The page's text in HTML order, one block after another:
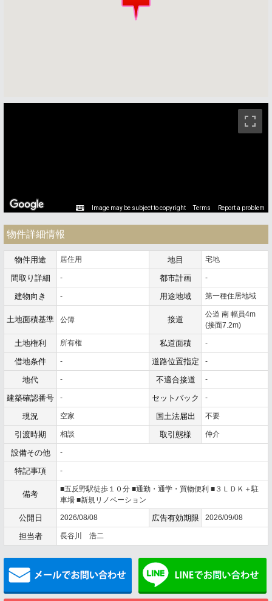
Image may be subject to copyright Terms Report a problem
物件詳細情報
物件用途 居住用 地目 宅地
間取り詳細 - 都市計画 -
建物向き - 用途地域 第一種住居地域
土地面積基準 公簿 接道
公道 南 幅員4m
(接面7.2m)
土地権利 所有権 私道面積 -
借地条件 - 道路位置指定 -
地代 - 不適合接道 -
建築確認番号 - セットバック -
現況 空家 国土法届出 不要
引渡時期 相談 取引態様 仲介
設備その他 -
特記事項 -
備考
■五反野駅徒歩１０分 ■通勤・通学・買物便利 ■３ＬＤＫ＋駐
車場 ■新規リノベーション
公開日 2026/08/08 広告有効期限 2026/09/08
担当者 長谷川 浩二
メールでお問い合わせ